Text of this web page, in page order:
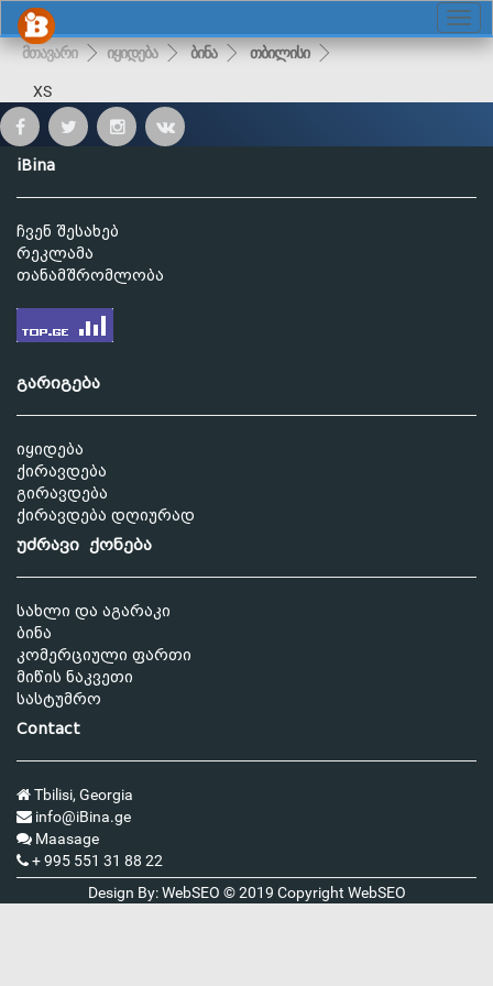
მთავარი იყიდება ბინა თბილისი
XS
iBina
ჩვენ შესახებ
რეკლამა
თანამშრომლობა
გარიგება
იყიდება
ქირავდება
გირავდება
ქირავდება დღიურად
უძრავი ქონება
სახლი და აგარაკი
ბინა
კომერციული ფართი
მიწის ნაკვეთი
სასტუმრო
Contact
Tbilisi, Georgia
info@iBina.ge
Maasage
+ 995 551 31 88 22
Design By: WebSEO © 2019 Copyright WebSEO